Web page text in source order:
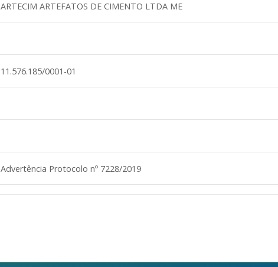
ARTECIM ARTEFATOS DE CIMENTO LTDA ME
11.576.185/0001-01
Advertência Protocolo nº 7228/2019